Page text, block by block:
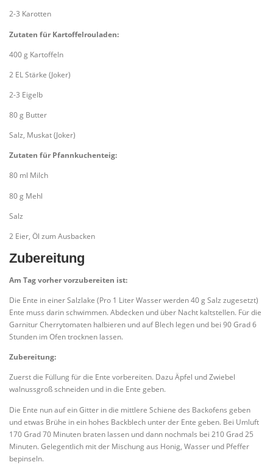
2-3 Karotten
Zutaten für Kartoffelrouladen:
400 g Kartoffeln
2 EL Stärke (Joker)
2-3 Eigelb
80 g Butter
Salz, Muskat (Joker)
Zutaten für Pfannkuchenteig:
80 ml Milch
80 g Mehl
Salz
2 Eier, Öl zum Ausbacken
Zubereitung
Am Tag vorher vorzubereiten ist:
Die Ente in einer Salzlake (Pro 1 Liter Wasser werden 40 g Salz zugesetzt)
Ente muss darin schwimmen. Abdecken und über Nacht kaltstellen. Für die
Garnitur Cherrytomaten halbieren und auf Blech legen und bei 90 Grad 6
Stunden im Ofen trocknen lassen.
Zubereitung:
Zuerst die Füllung für die Ente vorbereiten. Dazu Äpfel und Zwiebel
walnussgroß schneiden und in die Ente geben.
Die Ente nun auf ein Gitter in die mittlere Schiene des Backofens geben
und etwas Brühe in ein hohes Backblech unter der Ente geben. Bei Umluft
170 Grad 70 Minuten braten lassen und dann nochmals bei 210 Grad 25
Minuten. Gelegentlich mit der Mischung aus Honig, Wasser und Pfeffer
bepinseln.